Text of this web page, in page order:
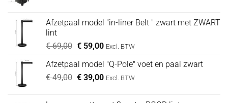
Afzetpaal model "in-liner Belt " zwart met ZWART
lint
€69,00 Oorspronkelijke
was:
€ 69,00.
€59,00Huidige
is:
€ 59,00.
Excl. BTW
Afzetpaal model "Q-Pole" voet en paal zwart
€49,00 Oorspronkelijke
€39,00Huidige
Excl. BTW